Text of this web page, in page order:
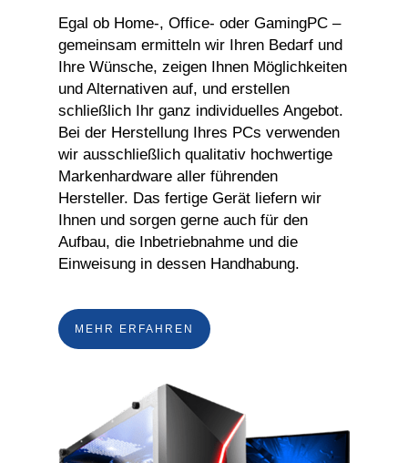
Egal ob Home-, Office- oder GamingPC –
gemeinsam ermitteln wir Ihren Bedarf und
Ihre Wünsche, zeigen Ihnen Möglichkeiten
und Alternativen auf, und erstellen
schließlich Ihr ganz individuelles Angebot.
Bei der Herstellung Ihres PCs verwenden
wir ausschließlich qualitativ hochwertige
Markenhardware aller führenden
Hersteller. Das fertige Gerät liefern wir
Ihnen und sorgen gerne auch für den
Aufbau, die Inbetriebnahme und die
Einweisung in dessen Handhabung.
MEHR ERFAHREN